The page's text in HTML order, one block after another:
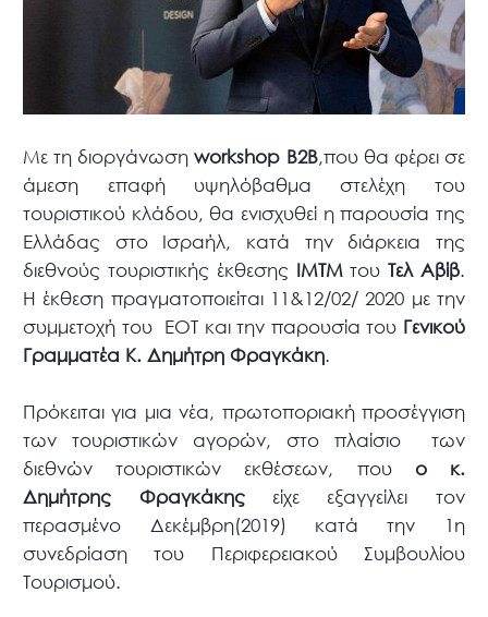
Με τη διοργάνωσηworkshop B2B,που θα φέρει σε
άμεση επαφή υψηλόβαθμα στελέχη του
τουριστικού κλάδου, θα ενισχυθεί η παρουσία της
Ελλάδας στο Ισραήλ, κατά την διάρκεια της
διεθνούς τουριστικής έκθεσης ΙΜΤΜτουΤελ Αβίβ.
Η έκθεση πραγματοποιείται 11&12/02/ 2020 με την
συμμετοχή του ΕΟΤ και την παρουσία του Γενικού
Γραμματέα Κ. Δημήτρη Φραγκάκη.
Πρόκειται για μια νέα, πρωτοποριακή προσέγγιση
των τουριστικών αγορών, στο πλαίσιο των
διεθνών τουριστικών εκθέσεων, που ο κ.
Δημήτρης Φραγκάκηςείχε εξαγγείλει τον
περασμένο Δεκέμβρη(2019) κατά την 1η
συνεδρίαση του Περιφερειακού Συμβουλίου
Τουρισμού.